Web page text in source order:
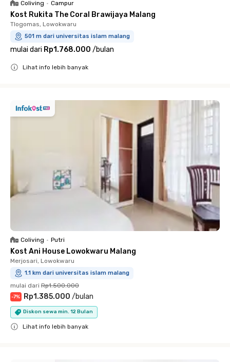
Coliving • Campur
Kost Rukita The Coral Brawijaya Malang
Tlogomas, Lowokwaru
501 m dari universitas islam malang
mulai dari Rp1.768.000 /bulan
Lihat info lebih banyak
Coliving • Putri
Kost Ani House Lowokwaru Malang
Merjosari, Lowokwaru
1.1 km dari universitas islam malang
mulai dari Rp1.500.000
-7% Rp1.385.000 /bulan
Diskon sewa min. 12 Bulan
Lihat info lebih banyak